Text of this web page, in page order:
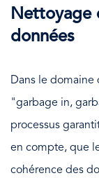
Nettoyage
données
Dans le domaine
"garbage in,
processus
en compte, que
cohérence des